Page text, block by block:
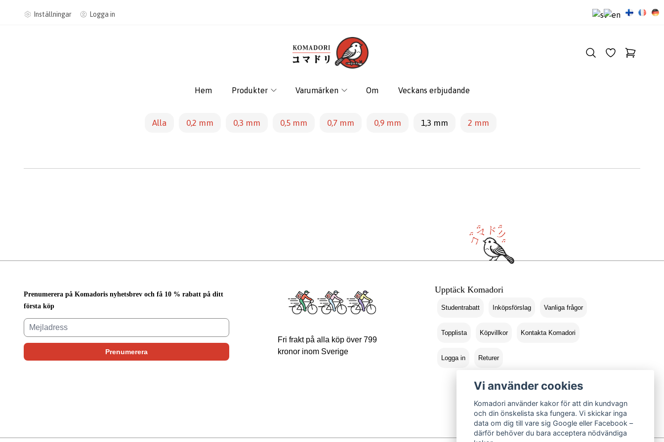
Inställningar Logga in
Hem Produkter Varumärken Om Veckans erbjudande
Alla 0,2 mm 0,3 mm 0,5 mm 0,7 mm 0,9 mm 1,3 mm 2 mm
Prenumerera på Komadoris nyhetsbrev och få 10 % rabatt på ditt
första köp
Fri frakt på alla köp över 799
kronor inom Sverige
Upptäck Komadori
Studentrabatt Inköpsförslag Vanliga frågor
Topplista Köpvillkor Kontakta Komadori
Logga in Returer
Vi använder cookies
Komadori använder kakor för att din kundvagn
och din önskelista ska fungera. Vi skickar inga
data om dig till vare sig Google eller Facebook –
därför behöver du bara acceptera nödvändiga